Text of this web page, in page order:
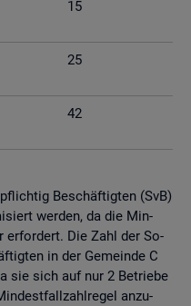
15
25
42
Be­schäf­tig­ten (SvB)
wer­den, da die Min­
er­for­dert. Die Zahl der So­
in der Ge­mein­de C
sie sich auf nur 2 Be­trie­be
an­zu­